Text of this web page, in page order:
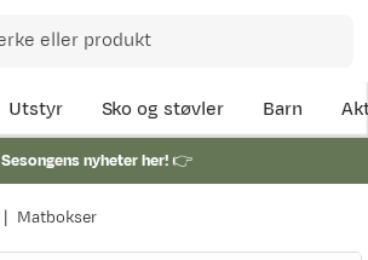
Utstyr Sko og støvler Barn
Sesongens nyheter her!👉
Matbokser